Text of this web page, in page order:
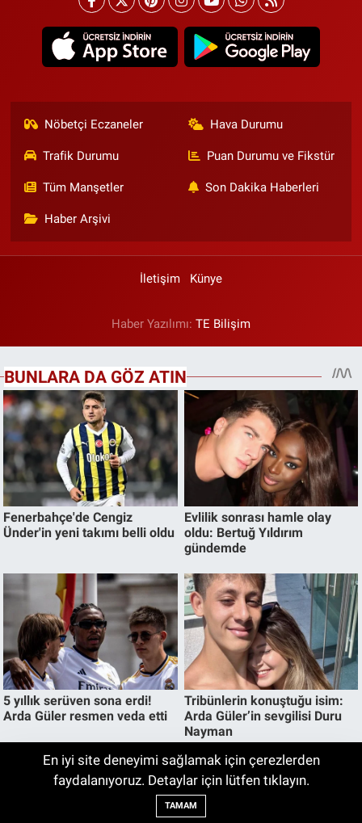
Nöbetçi Eczaneler Hava Durumu
Trafik Durumu Puan Durumu ve Fikstür
Tüm Manşetler Son Dakika Haberleri
Haber Arşivi
İletişim Künye
Haber Yazılımı: TE Bilişim
En iyi site deneyimi sağlamak için çerezlerden
faydalanıyoruz. Detaylar için lütfen tıklayın.
TAMAM
Keles’te yollar hem yenileniyor hem